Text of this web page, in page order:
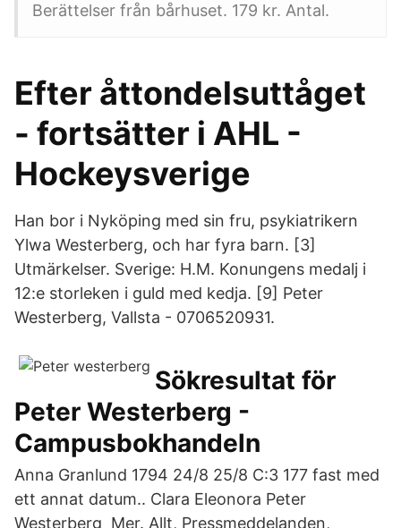
Berättelser från bårhuset. 179 kr. Antal.
Efter åttondelsuttåget
- fortsätter i AHL -
Hockeysverige
Han bor i Nyköping med sin fru, psykiatrikern
Ylwa Westerberg, och har fyra barn. [3]
Utmärkelser. Sverige: H.M. Konungens medalj i
12:e storleken i guld med kedja. [9] Peter
Westerberg, Vallsta - 0706520931.
Sökresultat för
Peter Westerberg -
Campusbokhandeln
Anna Granlund 1794 24/8 25/8 C:3 177 fast med
ett annat datum.. Clara Eleonora Peter
Westerberg Mer. Allt, Pressmeddelanden,